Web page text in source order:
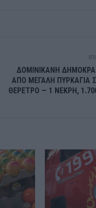
ΔΟΜΙΝΙΚΑΝΗ
ΑΠΟ ΜΕΓΑΛΗ ΠΥΡΚΑΓΙΑ
ΘΕΡΕΤΡΟ — 1 ΝΕΚΡΗ,